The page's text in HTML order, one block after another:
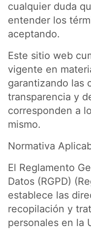
cualquier duda
entender los
aceptando.
Este sitio web
vigente en
garantizando las
transparencia y
corresponden a
mismo.
Normativa
El Reglamento
Datos (RGPD)
establece las
recopilación y
personales en la